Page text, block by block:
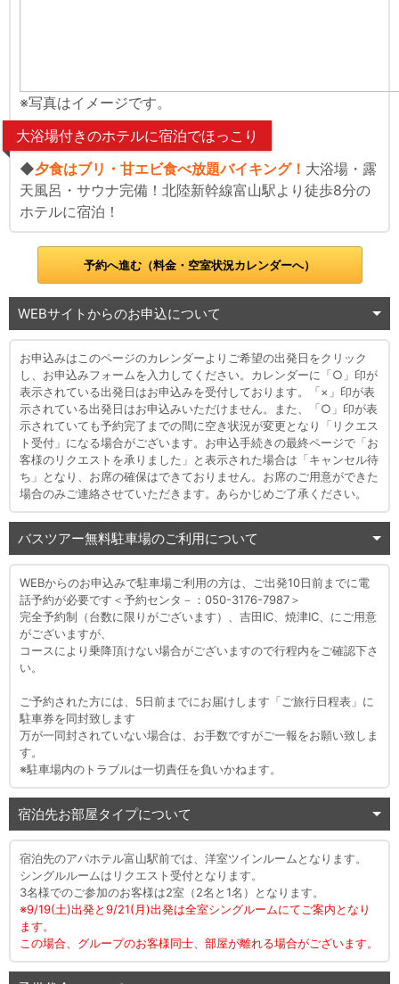
※写真はイメージです。
大浴場付きのホテルに宿泊でほっこり
◆夕食はブリ・甘エビ食べ放題バイキング！ 大浴場・露
天風呂・サウナ完備！北陸新幹線富山駅より徒歩8分の
ホテルに宿泊！
予約へ進む（料金・空室状況カレンダーへ）
WEBサイトからのお申込について
お申込みはこのページのカレンダーよりご希望の出発日をクリック
し、お申込みフォームを入力してください。カレンダーに「○」印が
表示されている出発日はお申込みを受付しております。「×」印が表
示されている出発日はお申込みいただけません。また、「○」印が表
示されていても予約完了までの間に空き状況が変更となり「リクエス
ト受付」になる場合がございます。お申込手続きの最終ページで「お
客様のリクエストを承りました」と表示された場合は「キャンセル待
ち」となり、お席の確保はできておりません。お席のご用意ができた
場合のみご連絡させていただきます。あらかじめご了承ください。
バスツアー無料駐車場のご利用について
WEBからのお申込みで駐車場ご利用の方は、ご出発10日前までに電
話予約が必要です＜予約センタ－：050-3176-7987＞
完全予約制（台数に限りがございます）、吉田IC、焼津IC、にご用意
がございますが、
コースにより乗降頂けない場合がございますので行程内をご確認下さ
い。
ご予約された方には、5日前までにお届けします「ご旅行日程表」に
駐車券を同封致します
万が一同封されていない場合は、お手数ですがご一報をお願い致しま
す。
※駐車場内のトラブルは一切責任を負いかねます。
宿泊先お部屋タイプについて
宿泊先のアパホテル富山駅前では、洋室ツインルームとなります。
シングルルームはリクエスト受付となります。
3名様でのご参加のお客様は2室（2名と1名）となります。
※9/19(土)出発と9/21(月)出発は全室シングルームにてご案内となり
ます。
この場合、グループのお客様同士、部屋が離れる場合がございます。